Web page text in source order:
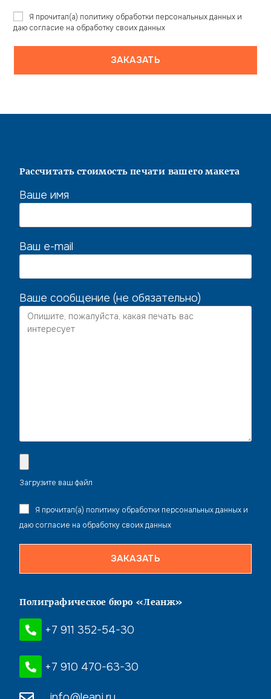
Я прочитал(а) политику обработки персональных данных и
даю согласие на обработку своих данных
Рассчитать стоимость печати вашего макета
Ваше имя
Ваш e-mail
Ваше сообщение (не обязательно)
Загрузите ваш файл
Я прочитал(а) политику обработки персональных данных и
даю согласие на обработку своих данных
Полиграфическое бюро «Леанж»
+7 911 352-54-30
+7 910 470-63-30